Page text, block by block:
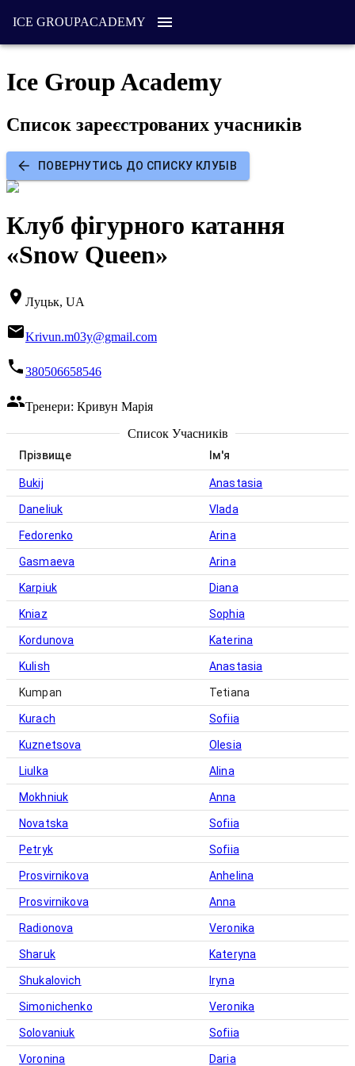
ICE GROUPACADEMY
Ice Group Academy
Список зареєстрованих учасників
ПОВЕРНУТИСЬ ДО СПИСКУ КЛУБІВ
Клуб фігурного катання
«Snow Queen»
Луцьк, UA
Krivun.m03y@gmail.com
380506658546
Тренери: Кривун Марія
Список Учасників
Прізвище Ім'я
Bukij Anastasia
Daneliuk Vlada
Fedorenko Arina
Gasmaeva Arina
Karpiuk Diana
Kniaz Sophia
Kordunova Katerina
Kulish Anastasia
Kumpan Tetiana
Kurach Sofiia
Kuznetsova Olesia
Liulka Alina
Mokhniuk Anna
Novatska Sofiia
Petryk Sofiia
Prosvirnikova Anhelina
Prosvirnikova Anna
Radionova Veronika
Sharuk Kateryna
Shukalovich Iryna
Simonichenko Veronika
Solovaniuk Sofiia
Voronina Daria